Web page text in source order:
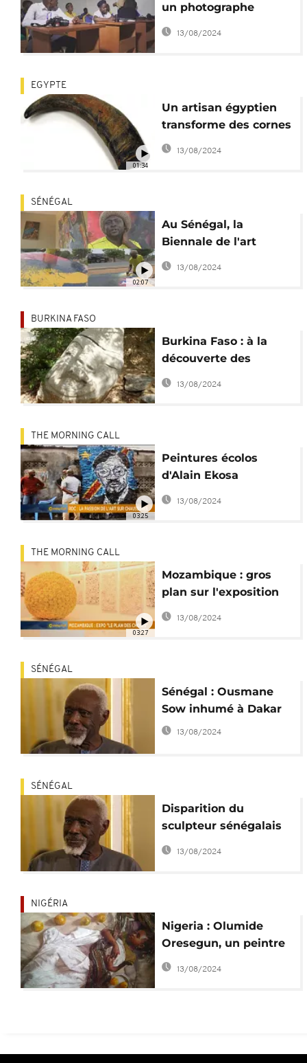
un photographe
passionné
13/08/2024
01:34
EGYPTE
Un artisan égyptien
transforme des cornes
de buffle en oeuvres
de l'art [no comment]
13/08/2024
02:07
SÉNÉGAL
Au Sénégal, la
Biennale de l'art
contemporain africain
amène le monde dans
13/08/2024
BURKINA FASO
Burkina Faso : à la
découverte des
sculptures de Loango
13/08/2024
03:25
THE MORNING CALL
Peintures écolos
d'Alain Ekosa
[Portrait]
13/08/2024
03:27
THE MORNING CALL
Mozambique : gros
plan sur l'exposition
"le Plan des Choses"
13/08/2024
SÉNÉGAL
Sénégal : Ousmane
Sow inhumé à Dakar
13/08/2024
SÉNÉGAL
Disparition du
sculpteur sénégalais
Ousmane Sow
13/08/2024
NIGÉRIA
Nigeria : Olumide
Oresegun, un peintre
hyperréaliste
passionné
13/08/2024